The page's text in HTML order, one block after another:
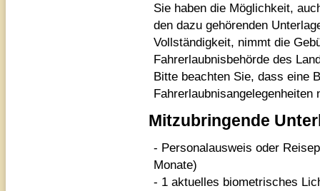
Sie haben die Möglichkeit,
den dazu gehörenden
Vollständigkeit, nimmt die
Fahrerlaubnisbehörde des
Bitte beachten Sie, dass eine
Mitzubringende
- Personalausweis oder
Monate)
- 1 aktuelles biometrisches